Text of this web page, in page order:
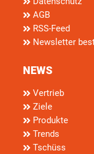
AGB
RSS-Feed
Newsletter
NEWS
Vertrieb
Ziele
Produkte
Trends
Tschüss